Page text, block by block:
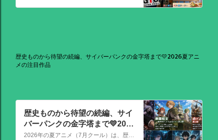
歴史ものから待望の続編、サイバーパンクの金字塔まで💛2026夏アニ
メの注目作品
歴史ものから待望の続編、サイ
バーパンクの金字塔まで💛2026
夏アニメの注目作品
2026年の夏アニメ（7月クール）は、歴史ものから待望の続編、サイバーパンクの金字塔まで、かなり見ごたえのある強力なラインナップが揃っています！ その中でも特に注目を集めている話題作を、いくつか厳選してご紹介します。